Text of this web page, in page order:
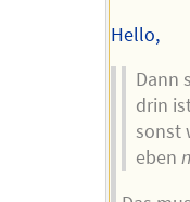
Hello,
Dann
drin
sonst
eben